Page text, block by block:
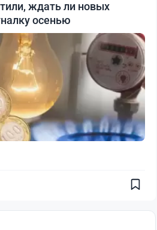
ждать ли новых
осенью